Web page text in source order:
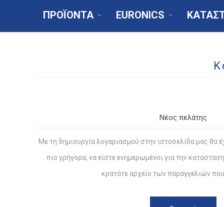
ΠΡΟΪΟΝΤΑ EURONICS
Νέος πελάτης
Με τη δημιουργία λογαριασμού στην ιστοσελίδα μας θα
πιο γρήγορα, να είστε ενημερωμένοι για την
κρατάτε αρχείο των παραγγελιών που